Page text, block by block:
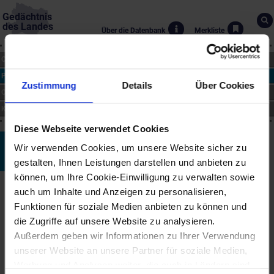
Zustimmung Details Über Cookies
Diese Webseite verwendet Cookies
Wir verwenden Cookies, um unsere Website sicher zu
gestalten, Ihnen Leistungen darstellen und anbieten zu
können, um Ihre Cookie-Einwilligung zu verwalten sowie
auch um Inhalte und Anzeigen zu personalisieren,
Funktionen für soziale Medien anbieten zu können und
die Zugriffe auf unsere Website zu analysieren.
Außerdem geben wir Informationen zu Ihrer Verwendung
unserer Website an unsere Partner für soziale Medien,
Gedächtnis
des Landes
Über die Datenbank Merkliste
PERSONEN
Meister von Pulkau
†16. Jhd.
Biographie
Der unbekannte donauländische Bildschnitzer ist der Schöpfer der
Schnitzereien am 1515 entstandenen Hochaltars der
Heiligenblutkirche zu Pulkau. Die Tafelmalereien werden dem
Meister der Historia Friderici et Maximiliani zugeschrieben.
Dargestellt sind der Schmerzensmann, flankiert von Bartholomäus